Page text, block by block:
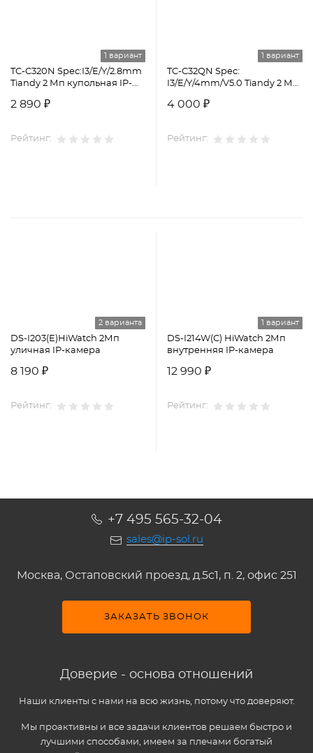
1 вариант
TC-C320N Spec:I3/E/Y/2.8mm
Tiandy 2 Мп купольная IP-
2 890 ₽
Рейтинг:
1 вариант
TC-C32QN Spec:
I3/E/Y/4mm/V5.0 Tiandy 2 Мп
IP-камера
4 000 ₽
Рейтинг:
2 варианта
DS-I203(E)HiWatch 2Мп
уличная IP-камера
8 190 ₽
Рейтинг:
1 вариант
DS-I214W(С) HiWatch 2Мп
внутренняя IP-камера
12 990 ₽
Рейтинг:
+7 495 565-32-04
sales@ip-sol.ru
Москва, Остаповский проезд, д.5c1, п. 2, офис 251
ЗАКАЗАТЬ ЗВОНОК
Доверие - основа отношений
Наши клиенты с нами на всю жизнь, потому что доверяют.
Мы проактивны и все задачи клиентов решаем быстро и
лучшими способами, имеем за плечами богатый